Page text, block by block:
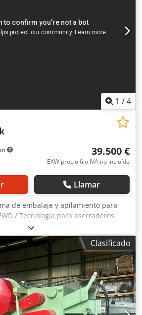
1 /4
39.500 €
EXW precio fijo IVA no incluído
Llamar
de embalaje y apilamiento para
/ Tecnología para aserraderos
y carga para madera aserrada Se
de embalaje y apilamiento de
y carga automatizadas
El sistema es adecuado para
de procesamiento de madera, y
procesamiento económico de
aserrada. Datos técnicos *
de 3,0 a 5,0 m (máximo 5,5 m) *
apilamiento, alineación y carga de
Clasificado